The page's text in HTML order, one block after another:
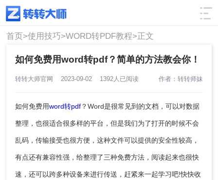
使用技巧 筛选
首页>使用技巧>WORD转PDF教程>正文
如何免费用word转pdf？简单的方法教会你！
转转大师官网 2023-09-02 1392人已阅读 作者：转转师妹
如何免费用word转pdf ？Word是很常见到的文档，可以对数据
整理，也很适合很多样的平台，但是我们为了打开的时候不会
乱码，传输接受也很方便，这种文件可以提供的安全性较高，
有点还有兼容性强，给整理了三种免费方法，阅读起来也很快
速，还可以跨多种设备来进行传送，赶紧来一起学习吧!快快收